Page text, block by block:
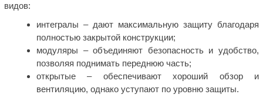
видов:
интегралы – дают максимальную защиту благодаря
полностью закрытой конструкции;
модуляры – объединяют безопасность и удобство,
позволяя поднимать переднюю часть;
открытые – обеспечивают хороший обзор и
вентиляцию, однако уступают по уровню защиты.